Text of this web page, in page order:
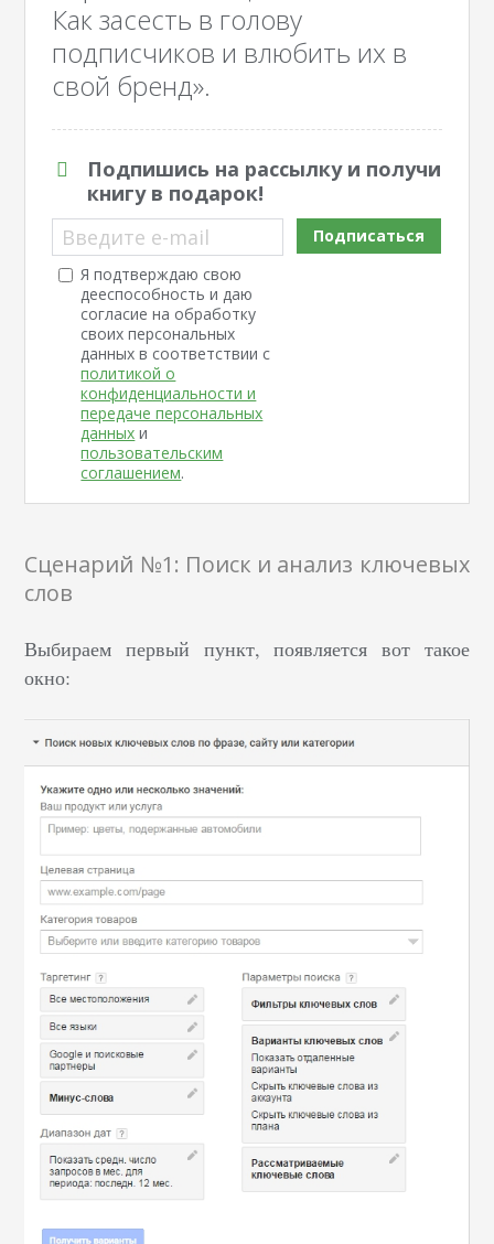
Как засесть в голову
подписчиков и влюбить их в
свой бренд».
Подпишись на рассылку и получи
книгу в подарок!
Введите e-mail
Я подтверждаю свою
дееспособность и даю
согласие на обработку
своих персональных
данных в соответствии с
политикой о
конфиденциальности и
передаче персональных
данных и
пользовательским
соглашением.
Подписаться
Сценарий №1: Поиск и анализ ключевых
слов
Выбираем первый пункт, появляется вот такое
окно: